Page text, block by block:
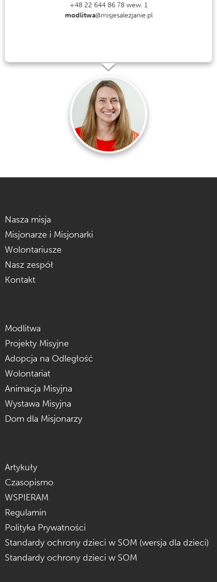
+48 22 644 86 78 wew. 1
modlitwa@misjesalezjanie.pl
Nasza misja
Misjonarze i Misjonarki
Wolontariusze
Nasz zespół
Kontakt
Modlitwa
Projekty Misyjne
Adopcja na Odległość
Wolontariat
Animacja Misyjna
Wystawa Misyjna
Dom dla Misjonarzy
Artykuły
Czasopismo
WSPIERAM
Regulamin
Polityka Prywatności
Standardy ochrony dzieci w SOM (wersja dla dzieci)
Standardy ochrony dzieci w SOM